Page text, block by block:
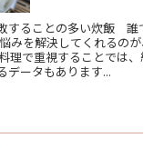
することの多い炊飯 誰
みを解決してくれるのが
理で重視することでは
データもあります...